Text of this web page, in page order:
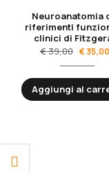
Neuroanatomia
riferimenti
clinici di
€39,00 €35,00
Aggiungi al